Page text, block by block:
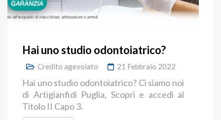
Hai uno studio odontoiatrico?
Credito agevolato 21 Febbraio 2022
Hai uno studio odontoiatrico? Ci siamo noi
di Artigianfidi Puglia, Scopri e accedi al
Titolo II Capo 3.